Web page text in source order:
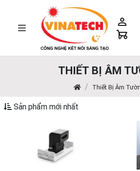
THIẾT BỊ ÂM
Thiết Bị Âm
Sản phẩm mới nhất